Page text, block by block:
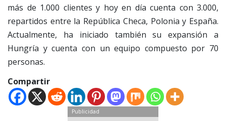
más de 1.000 clientes y hoy en día cuenta con 3.000,
repartidos entre la República Checa, Polonia y España.
Actualmente, ha iniciado también su expansión a
Hungría y cuenta con un equipo compuesto por 70
personas.
Compartir
Publicidad